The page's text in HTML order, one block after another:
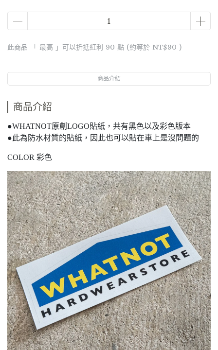
此商品 「 最高 」可以折抵紅利 90 點 (約等於 NT$90 )
商品介紹
商品介紹
●WHATNOT原創LOGO貼紙，共有黑色以及彩色版本
●此為防水材質的貼紙，因此也可以貼在車上是沒問題的
COLOR 彩色